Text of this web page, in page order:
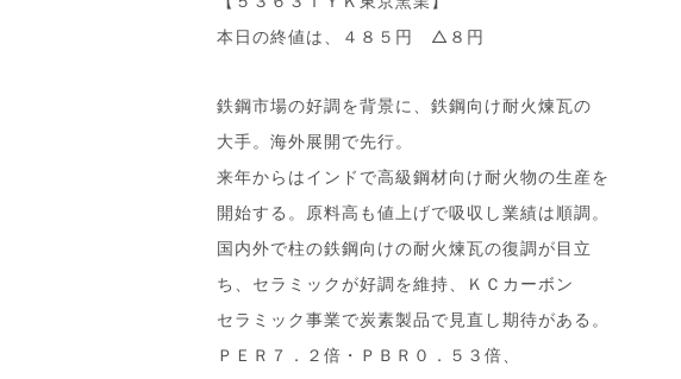
本日の終値は、４８５円 △８円
鉄鋼市場の好調を背景に、鉄鋼向け耐火煉瓦の
大手。海外展開で先行。
来年からはインドで高級鋼材向け耐火物の生産を
開始する。原料高も値上げで吸収し業績は順調。
国内外で柱の鉄鋼向けの耐火煉瓦の復調が目立
ち、セラミックが好調を維持、ＫＣカーボン
セラミック事業で炭素製品で見直し期待がある。
ＰＥＲ７．２倍・ＰＢＲ０．５３倍、